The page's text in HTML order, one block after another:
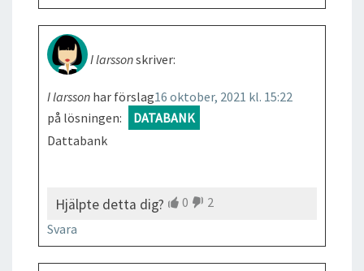
I larssonskriver:
16 oktober, 2021 kl. 15:22
I larsson har förslag
på lösningen:
DATABANK
Dattabank
Hjälpte detta dig? 0
2
Svara